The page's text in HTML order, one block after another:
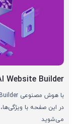
Website Builder
در این صفحه با ویژگی‌ها،
می‌شوید